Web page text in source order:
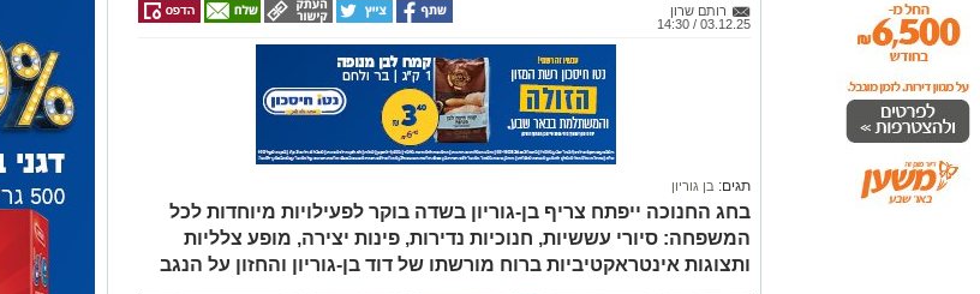
רותם שרון
03.12.25 / 14:30
תגים: בן גוריון
בחג החנוכה ייפתח צריף בן-גוריון בשדה בוקר לפעילויות מיוחדות לכל
המשפחה: סיורי עששיות, חנוכיות נדירות, פינות יצירה, מופע צלליות
ותצוגות אינטראקטיביות ברוח מורשתו של דוד בן-גוריון והחזון על הנגב